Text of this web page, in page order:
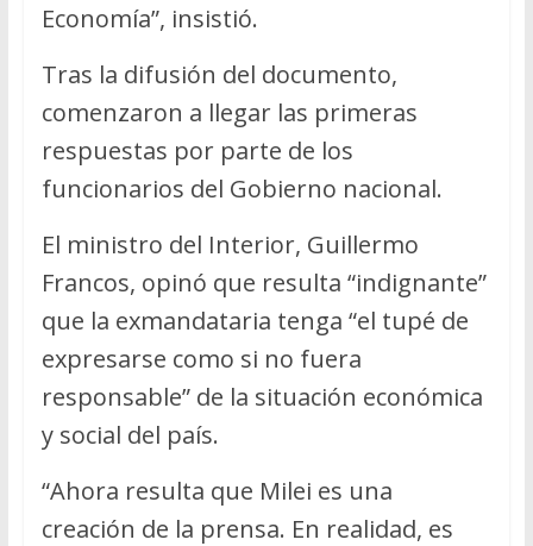
Economía”, insistió.
Tras la difusión del documento,
comenzaron a llegar las primeras
respuestas por parte de los
funcionarios del Gobierno nacional.
El ministro del Interior, Guillermo
Francos, opinó que resulta “indignante”
que la exmandataria tenga “el tupé de
expresarse como si no fuera
responsable” de la situación económica
y social del país.
“Ahora resulta que Milei es una
creación de la prensa. En realidad, es